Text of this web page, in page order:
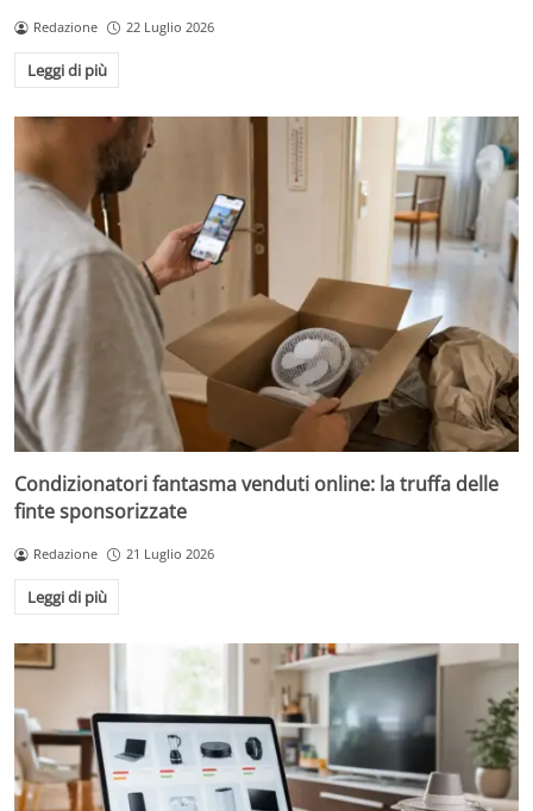
Redazione 22 Luglio 2026
Leggi di più
Condizionatori fantasma venduti online: la truffa delle
finte sponsorizzate
Redazione 21 Luglio 2026
Leggi di più